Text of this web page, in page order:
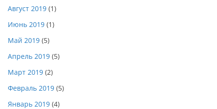
Август 2019 (1)
Июнь 2019 (1)
Май 2019 (5)
Апрель 2019 (5)
Март 2019 (2)
Февраль 2019 (5)
Январь 2019 (4)